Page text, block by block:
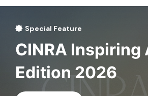
Special Feature
CINRA Inspiring
Edition 2026